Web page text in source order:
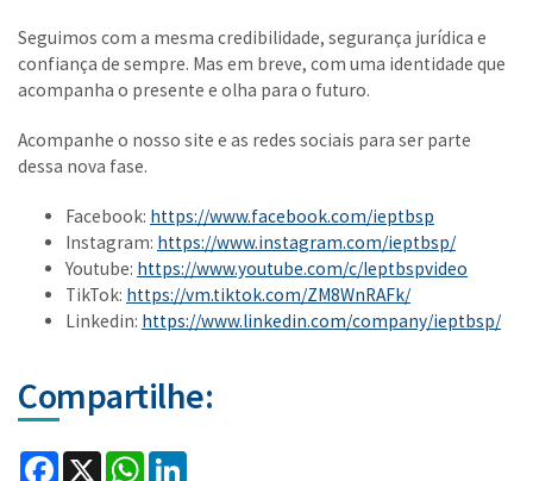
Seguimos com a mesma credibilidade, segurança jurídica e
confiança de sempre. Mas em breve, com uma identidade que
acompanha o presente e olha para o futuro.
Acompanhe o nosso site e as redes sociais para ser parte
dessa nova fase.
Facebook: https://www.facebook.com/ieptbsp
Instagram: https://www.instagram.com/ieptbsp/
Youtube: https://www.youtube.com/c/Ieptbspvideo
TikTok: https://vm.tiktok.com/ZM8WnRAFk/
Linkedin: https://www.linkedin.com/company/ieptbsp/
Compartilhe:
Facebook
X WhatsApp